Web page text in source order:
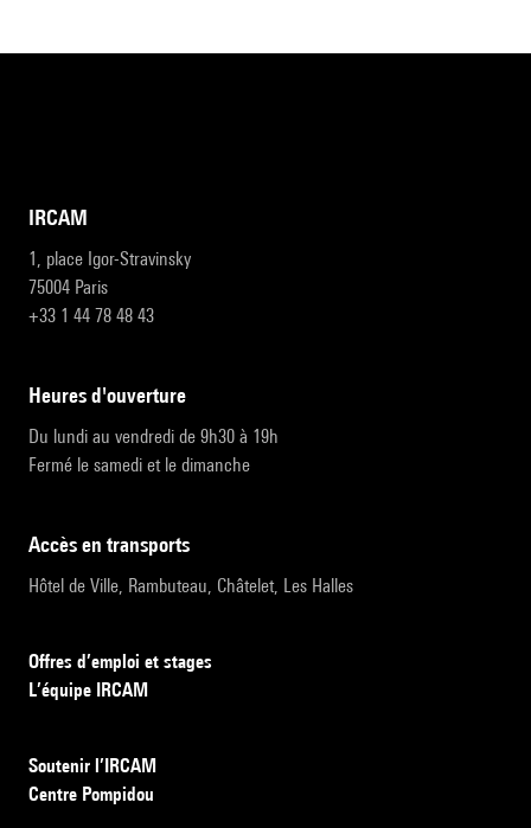
IRCAM
1, place Igor-Stravinsky
75004 Paris
+33 1 44 78 48 43
heures d'ouverture
Du lundi au vendredi de 9h30 à 19h
Fermé le samedi et le dimanche
accès en transports
Hôtel de Ville, Rambuteau, Châtelet, Les Halles
Offres d’emploi et stages
L’équipe IRCAM
Soutenir l’IRCAM
Centre Pompidou